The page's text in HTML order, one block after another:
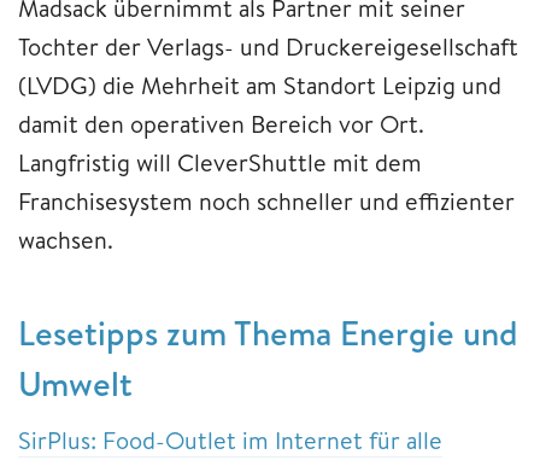
Madsack übernimmt als Partner mit seiner
Tochter der Verlags- und Druckereigesellschaft
(LVDG) die Mehrheit am Standort Leipzig und
damit den operativen Bereich vor Ort.
Langfristig will CleverShuttle mit dem
Franchisesystem noch schneller und effizienter
wachsen.
Lesetipps zum Thema Energie und
Umwelt
SirPlus: Food-Outlet im Internet für alle